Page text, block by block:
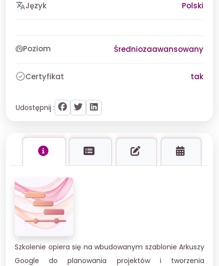
Język Polski
Poziom Średniozaawansowany
Certyfikat tak
Udostępnij :
Szkolenie opiera się na wbudowanym szablonie Arkuszy
Google do planowania projektów i tworzenia